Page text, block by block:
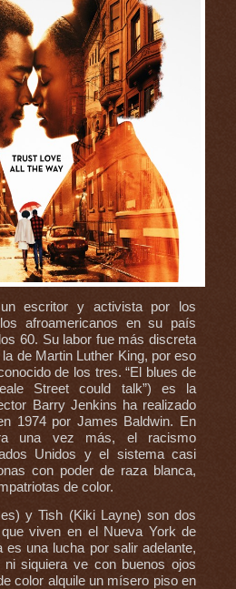
escritor y activista por los
afroamericanos en su país
60. Su labor fue más discreta
de Martin Luther King, por eso
de los tres. “El blues de
Street could talk”) es la
Barry Jenkins ha realizado
1974 por James Baldwin. En
una vez más, el racismo
Unidos y el sistema casi
con poder de raza blanca,
de color.
y Tish (Kiki Layne) son dos
viven en el Nueva York de
es una lucha por salir adelante,
siquiera ve con buenos ojos
color alquile un mísero piso en